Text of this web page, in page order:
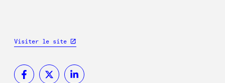
Visiter le site